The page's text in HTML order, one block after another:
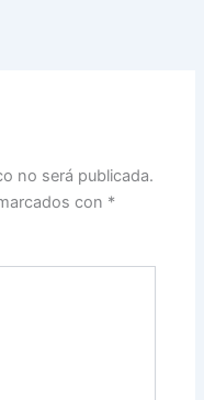
no será publicada.
con *